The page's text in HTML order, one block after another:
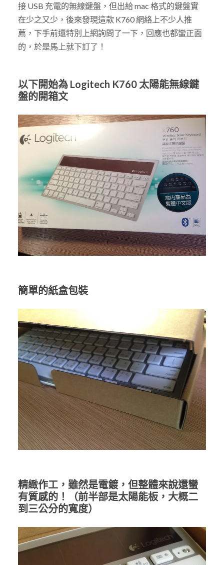
接 USB 充電的無線鍵盤，但出給 mac 格式的鍵盤實
在少之又少，後來發現這款 K760 網絡上不少人推
薦，下手前還特別上網詢問了一下，回應也都蠻正面
的，於是馬上就下訂了！
以下開始為 Logitech K760 太陽能無線鍵
盤的開箱文
簡單的紙盒包裝
精緻作工，雖然是電鍍，但整體來說還蠻
有質感的！（前半部是太陽能板，大概二
到三公分的寬度）